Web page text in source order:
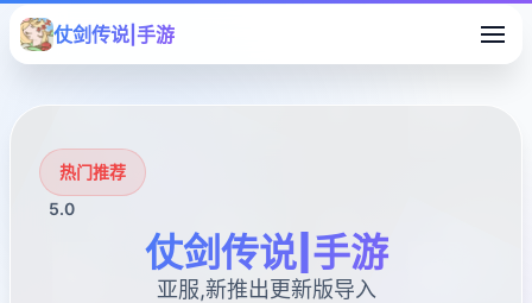
仗剑传说|手游
热门推荐
5.0
仗剑传说|手游
亚服,新推出更新版导入